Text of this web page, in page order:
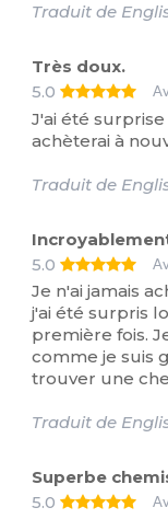
Traduit de
Très doux.
5.0
J'ai été
achèterai à
Traduit de
5.0
Je n'ai jamais
j'ai été surpris
première fois.
comme je suis
trouver une
Traduit de
Superbe
5.0